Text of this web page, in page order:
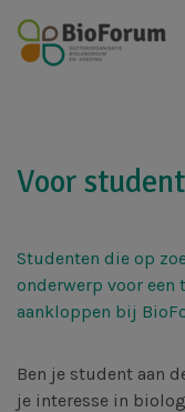
Voor
Studenten die op
onderwerp voor
aankloppen bij
Ben je student aan
je interesse in